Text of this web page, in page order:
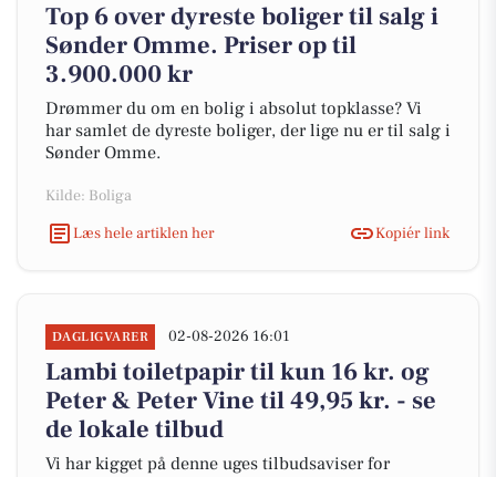
Top 6 over dyreste boliger til salg i
Sønder Omme. Priser op til
3.900.000 kr
Drømmer du om en bolig i absolut topklasse? Vi
har samlet de dyreste boliger, der lige nu er til salg i
Sønder Omme.
Kilde: Boliga
Læs hele artiklen her
Kopiér link
DAGLIGVARER 02-08-2026 16:01
Lambi toiletpapir til kun 16 kr. og
Peter & Peter Vine til 49,95 kr. - se
de lokale tilbud
Vi har kigget på denne uges tilbudsaviser for